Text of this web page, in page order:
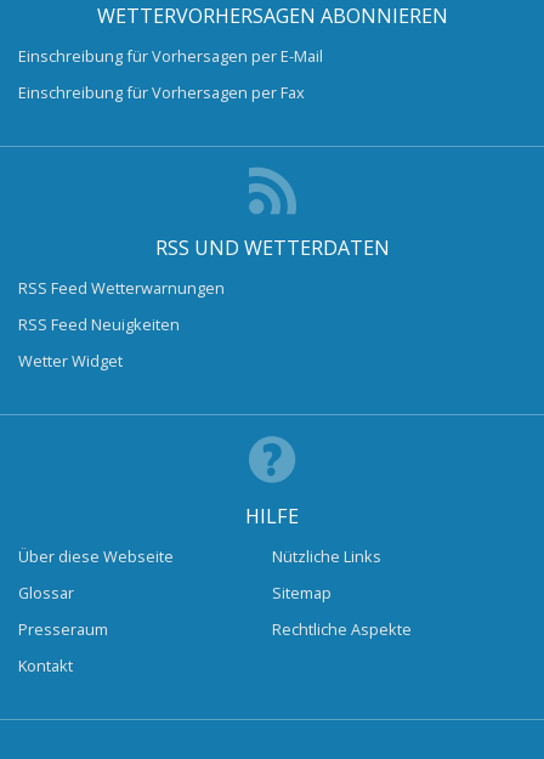
WETTERVORHERSAGEN ABONNIEREN
Einschreibung für Vorhersagen per E-Mail
Einschreibung für Vorhersagen per Fax
RSS UND WETTERDATEN
RSS Feed Wetterwarnungen
RSS Feed Neuigkeiten
Wetter Widget
HILFE
Über diese Webseite
Glossar
Presseraum
Kontakt
Nützliche Links
Sitemap
Rechtliche Aspekte